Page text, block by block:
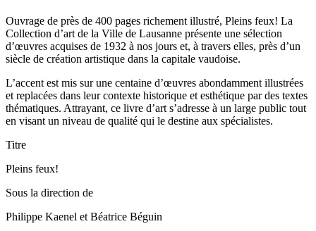
Ouvrage de près de 400 pages richement illustré, Pleins feux! La
Collection d’art de la Ville de Lausanne présente une sélection
d’œuvres acquises de 1932 à nos jours et, à travers elles, près d’un
siècle de création artistique dans la capitale vaudoise.
L’accent est mis sur une centaine d’œuvres abondamment illustrées
et replacées dans leur contexte historique et esthétique par des textes
thématiques. Attrayant, ce livre d’art s’adresse à un large public tout
en visant un niveau de qualité qui le destine aux spécialistes.
Titre
Pleins feux!
Sous la direction de
Philippe Kaenel et Béatrice Béguin